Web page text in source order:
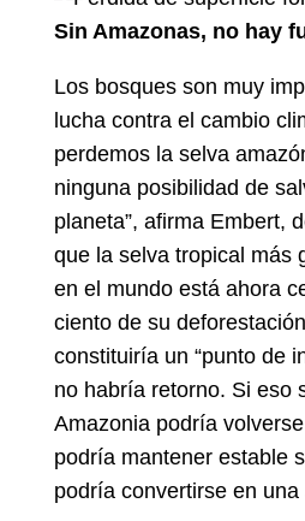
Sin Amazonas, no hay
Los bosques son muy
lucha contra el cambio
perdemos la selva
ninguna posibilidad de
planeta”, afirma Embert,
que la selva tropical más
en el mundo está ahora
ciento de su
constituiría un “punto de
no habría retorno. Si eso
Amazonia podría
podría mantener estable
podría convertirse en una